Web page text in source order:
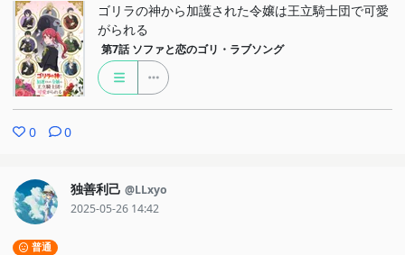
ゴリラの神から加護された令嬢は王立騎士団で可愛
がられる
第7話 ソファと恋のゴリ・ラブソング
0 0
独善利己 @LLxyo
2025-05-26 14:42
普通